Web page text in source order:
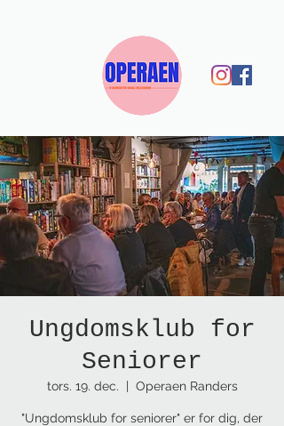
Ungdomsklub for
Seniorer
tors. 19. dec.
  |
Operaen Randers
"Ungdomsklub for seniorer" er for dig, der